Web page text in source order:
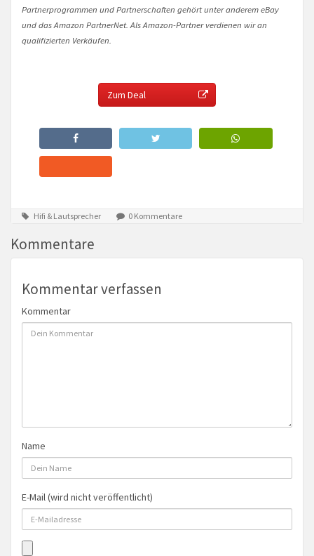
Partnerprogrammen und Partnerschaften gehört unter anderem eBay
und das Amazon PartnerNet. Als Amazon-Partner verdienen wir an
qualifizierten Verkäufen.
Zum Deal
Hifi & Lautsprecher 0 Kommentare
Kommentare
Kommentar verfassen
Kommentar
Name
E-Mail (wird nicht veröffentlicht)